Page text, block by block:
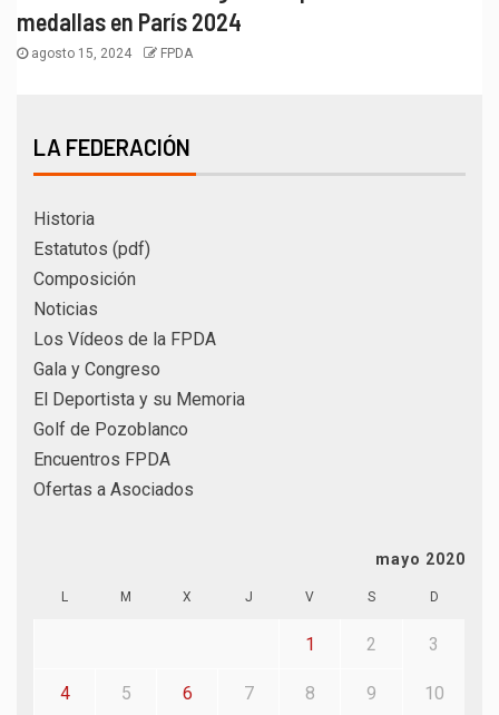
medallas en París 2024
agosto 15, 2024 FPDA
LA FEDERACIÓN
Historia
Estatutos (pdf)
Composición
Noticias
Los Vídeos de la FPDA
Gala y Congreso
El Deportista y su Memoria
Golf de Pozoblanco
Encuentros FPDA
Ofertas a Asociados
mayo 2020
L M X J V S D
1 2 3
4 5 6 7 8 9 10